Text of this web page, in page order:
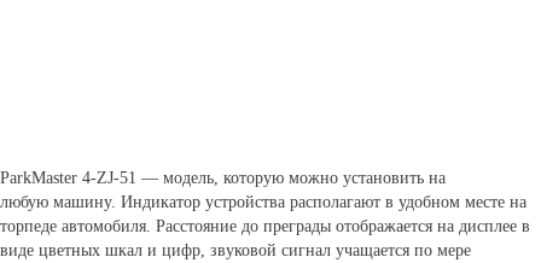
ParkMaster 4-ZJ-51 ― модель, которую можно установить на
любую машину. Индикатор устройства располагают в удобном месте на
торпеде автомобиля. Расстояние до преграды отображается на дисплее в
виде цветных шкал и цифр, звуковой сигнал учащается по мере